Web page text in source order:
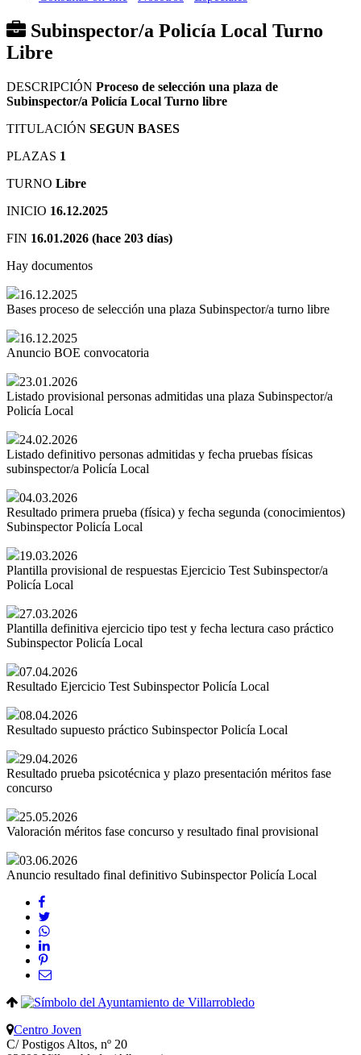
Subinspector/a Policía Local Turno
Libre
DESCRIPCIÓN Proceso de selección una plaza de
Subinspector/a Policía Local Turno libre
TITULACIÓN SEGUN BASES
PLAZAS 1
TURNO Libre
INICIO 16.12.2025
FIN 16.01.2026 (hace 203 días)
Hay documentos
16.12.2025
Bases proceso de selección una plaza Subinspector/a turno libre
16.12.2025
Anuncio BOE convocatoria
23.01.2026
Listado provisional personas admitidas una plaza Subinspector/a
Policía Local
24.02.2026
Listado definitivo personas admitidas y fecha pruebas físicas
subinspector/a Policía Local
04.03.2026
Resultado primera prueba (física) y fecha segunda (conocimientos)
Subinspector Policía Local
19.03.2026
Plantilla provisional de respuestas Ejercicio Test Subinspector/a
Policía Local
27.03.2026
Plantilla definitiva ejercicio tipo test y fecha lectura caso práctico
Subinspector Policía Local
07.04.2026
Resultado Ejercicio Test Subinspector Policía Local
08.04.2026
Resultado supuesto práctico Subinspector Policía Local
29.04.2026
Resultado prueba psicotécnica y plazo presentación méritos fase
concurso
25.05.2026
Valoración méritos fase concurso y resultado final provisional
03.06.2026
Anuncio resultado final definitivo Subinspector Policía Local
Centro Joven
C/ Postigos Altos, nº 20